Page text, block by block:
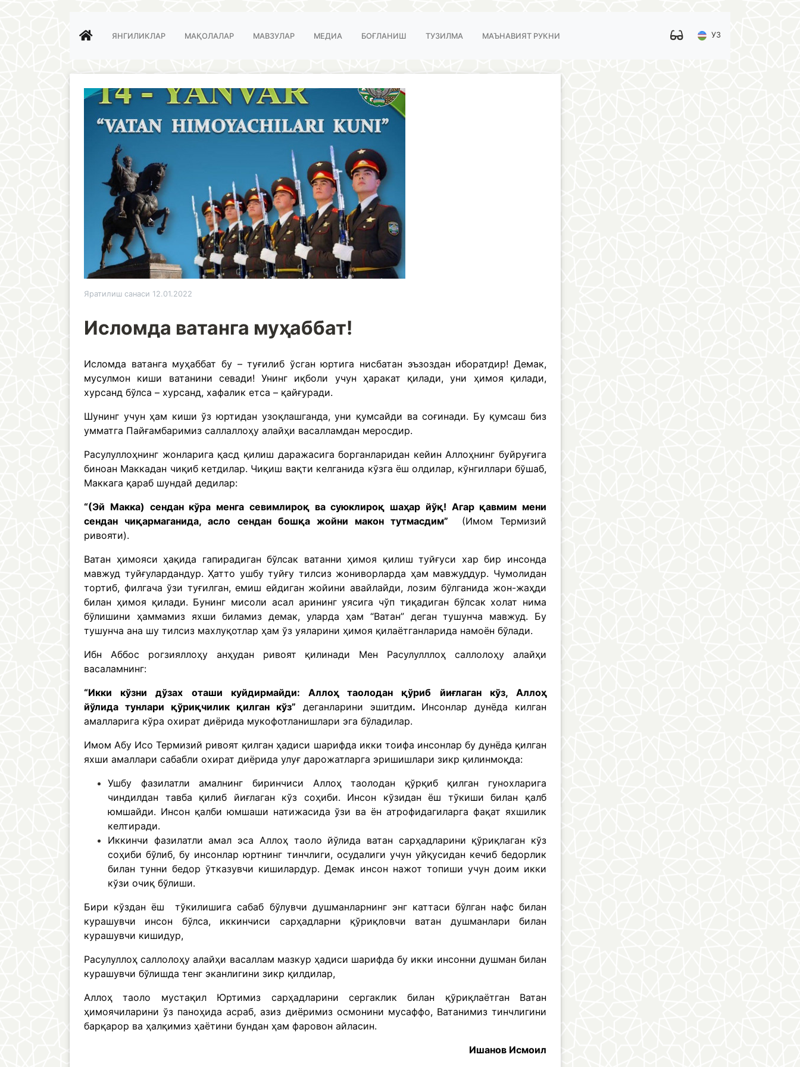
УЗ
ЯНГИЛИКЛАР МАҚОЛАЛАР МАВЗУЛАР МЕДИА БОҒЛАНИШ ТУЗИЛМА МАЪНАВИЯТ РУКНИ
Яратилиш санаси 12.01.2022
Исломда ватанга муҳаббат!
Исломда ватанга муҳаббат бу – туғилиб ўсган юртига нисбатан эъзоздан иборатдир! Демак,
мусулмон киши ватанини севади! Унинг иқболи учун ҳаракат қилади, уни ҳимоя қилади,
хурсанд бўлса – хурсанд, хафалик етса – қайғуради.
Шунинг учун ҳам киши ўз юртидан узоқлашганда, уни қумсайди ва соғинади. Бу қумсаш биз
умматга Пайғамбаримиз саллаллоҳу алайҳи васалламдан меросдир.
Расулуллоҳнинг жонларига қасд қилиш даражасига борганларидан кейин Аллоҳнинг буйруғига
биноан Маккадан чиқиб кетдилар. Чиқиш вақти келганида кўзга ёш олдилар, кўнгиллари бўшаб,
Маккага қараб шундай дедилар:
“(Эй Макка) сендан кўра менга севимлироқ ва суюклироқ шаҳар йўқ! Агар қавмим мени
сендан чиқармаганида, асло сендан бошқа жойни макон тутмасдим” (Имом Термизий
ривояти).
Ватан ҳимояси ҳақида гапирадиган бўлсак ватанни ҳимоя қилиш туйғуси хар бир инсонда
мавжуд туйғулардандур. Ҳатто ушбу туйғу тилсиз жониворларда ҳам мавжуддур. Чумолидан
тортиб, филгача ўзи туғилган, емиш ейдиган жойини авайлайди, лозим бўлганида жон-жаҳди
билан ҳимоя қилади. Бунинг мисоли асал арининг уясига чўп тиқадиган бўлсак холат нима
бўлишини ҳаммамиз яхши биламиз демак, уларда ҳам “Ватан” деган тушунча мавжуд. Бу
тушунча ана шу тилсиз махлуқотлар ҳам ўз уяларини ҳимоя қилаётганларида намоён бўлади.
Ибн Аббос рогзияллоҳу анҳудан ривоят қилинади Мен Расулулллоҳ саллолоҳу алайҳи
васаламнинг:
“Икки кўзни дўзах оташи куйдирмайди: Аллоҳ таолодан қўриб йиғлаган кўз, Аллоҳ
йўлида тунлари қўриқчилик қилган кўз” деганларини эшитдим. Инсонлар дунёда килган
амалларига кўра охират диёрида мукофотланишлари эга бўладилар.
Имом Абу Исо Термизий ривоят қилган ҳадиси шарифда икки тоифа инсонлар бу дунёда қилган
яхши амаллари сабабли охират диёрида улуғ дарожатларга эришишлари зикр қилинмоқда:
Ушбу фазилатли амалнинг биринчиси Аллоҳ таолодан қўрқиб қилган гунохларига
чиндилдан тавба қилиб йиғлаган кўз соҳиби. Инсон кўзидан ёш тўкиши билан қалб
юмшайди. Инсон қалби юмшаши натижасида ўзи ва ён атрофидагиларга фақат яхшилик
келтиради.
Иккинчи фазилатли амал эса Аллоҳ таоло йўлида ватан сарҳадларини қўриқлаган кўз
соҳиби бўлиб, бу инсонлар юртнинг тинчлиги, осудалиги учун уйқусидан кечиб бедорлик
билан тунни бедор ўтказувчи кишилардур. Демак инсон нажот топиши учун доим икки
кўзи очиқ бўлиши.
Бири кўздан ёш тўкилишига сабаб бўлувчи душманларнинг энг каттаси бўлган нафс билан
курашувчи инсон бўлса, иккинчиси сарҳадларни қўриқловчи ватан душманлари билан
курашувчи кишидур,
Расулуллоҳ саллолоҳу алайҳи васаллам мазкур ҳадиси шарифда бу икки инсонни душман билан
курашувчи бўлишда тенг эканлигини зикр қилдилар,
Аллоҳ таоло мустақил Юртимиз сарҳадларини сергаклик билан қўриқлаётган Ватан
ҳимоячиларини ўз паноҳида асраб, азиз диёримиз осмонини мусаффо, Ватанимиз тинчлигини
барқарор ва ҳалқимиз ҳаётини бундан ҳам фаровон айласин.
Ишанов Исмоил